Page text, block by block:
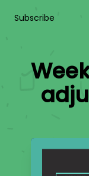
Subscribe